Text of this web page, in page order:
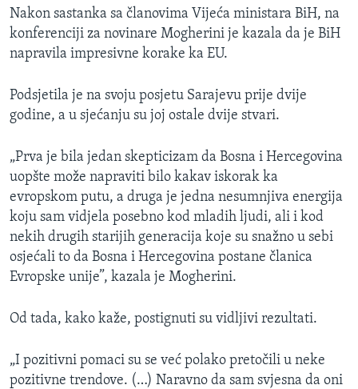
Nakon sastanka sa članovima Vijeća ministara BiH, na
konferenciji za novinare Mogherini je kazala da je BiH
napravila impresivne korake ka EU.
Podsjetila je na svoju posjetu Sarajevu prije dvije
godine, a u sjećanju su joj ostale dvije stvari.
„Prva je bila jedan skepticizam da Bosna i Hercegovina
uopšte može napraviti bilo kakav iskorak ka
evropskom putu, a druga je jedna nesumnjiva energija
koju sam vidjela posebno kod mladih ljudi, ali i kod
nekih drugih starijih generacija koje su snažno u sebi
osjećali to da Bosna i Hercegovina postane članica
Evropske unije”, kazala je Mogherini.
Od tada, kako kaže, postignuti su vidljivi rezultati.
„I pozitivni pomaci su se već polako pretočili u neke
pozitivne trendove. (…) Naravno da sam svjesna da oni